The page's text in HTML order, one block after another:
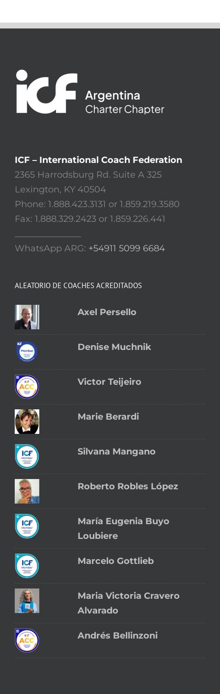
ICF – International Coach Federation
2365 Harrodsburg Rd. Suite A 325
Lexington, KY 40504
Phone: 1.888.423.3131 or 1.859.219.3580
Fax: 1.888.329.2423 or 1.859.226.441
WhatsApp ARG: +54911 5099 6684
ALEATORIO DE COACHES ACREDITADOS
Axel Persello
Denise Muchnik
Victor Teijeiro
Marie Berardi
Silvana Mangano
Roberto Robles López
María Eugenia Buyo
Loubiere
Marcelo Gottlieb
Maria Victoria Cravero
Alvarado
Andrés Bellinzoni